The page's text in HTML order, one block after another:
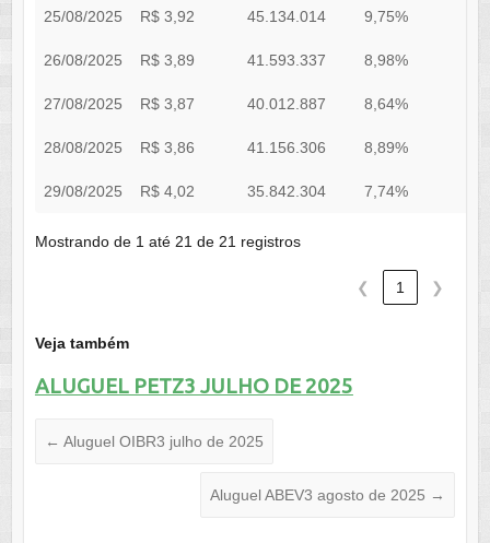
25/08/2025 R$ 3,92 45.134.014 9,75%
26/08/2025 R$ 3,89 41.593.337 8,98%
27/08/2025 R$ 3,87 40.012.887 8,64%
28/08/2025 R$ 3,86 41.156.306 8,89%
29/08/2025 R$ 4,02 35.842.304 7,74%
Mostrando de 1 até 21 de 21 registros
❮ 1 ❯
Veja também
ALUGUEL PETZ3 JULHO DE 2025
← Aluguel OIBR3 julho de 2025
Aluguel ABEV3 agosto de 2025 →